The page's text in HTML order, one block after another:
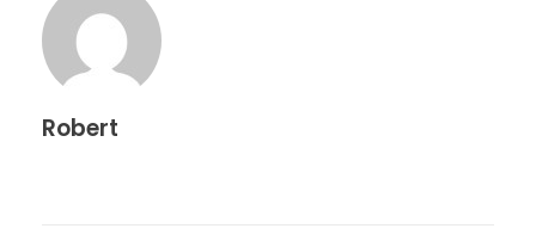
Robert